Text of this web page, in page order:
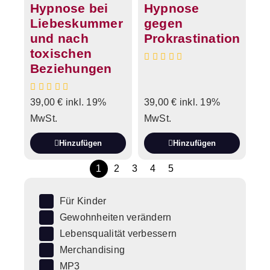
Hypnose bei
Liebeskummer
und nach
toxischen
Beziehungen
39,00€ inkl. 19%
MwSt.
Hinzufügen
Hypnose
gegen
Prokrastination
39,00€ inkl. 19%
MwSt.
Hinzufügen
1 2 3 4 5
Für Kinder
Gewohnheiten verändern
Lebensqualität verbessern
Merchandising
MP3